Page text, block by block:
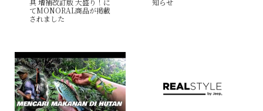
具 増補改訂版 大盛り！に
てMONORAL商品が掲載
されました